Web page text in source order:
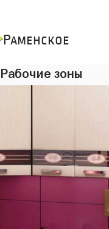
Раменское
Рабочие зоны